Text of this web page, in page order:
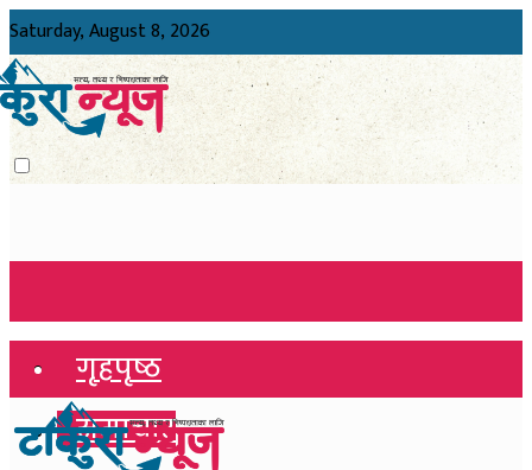
Saturday, August 8, 2026
गृहपृष्ठ
समाचार
गृहपृष्ठ
समाचार